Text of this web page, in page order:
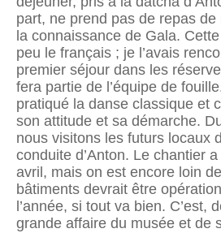
part, ne prend pas de repas
la connaissance de Gala.
peu le français ; je l’avais
premier séjour dans les
fera partie de l’équipe de
pratiqué la danse classique et
son attitude et sa démarche.
nous visitons les futurs locaux
conduite d’Anton. Le chantier
avril, mais on est encore loin
bâtiments devrait être
l’année, si tout va bien. C’est,
grande affaire du musée et de